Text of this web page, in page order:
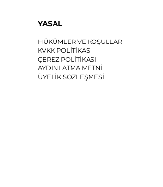
YASAL
HÜKÜMLER VE KOŞULLAR
KVKK POLİTİKASI
ÇEREZ POLİTİKASI
AYDINLATMA METNİ
ÜYELİK SÖZLEŞMESİ